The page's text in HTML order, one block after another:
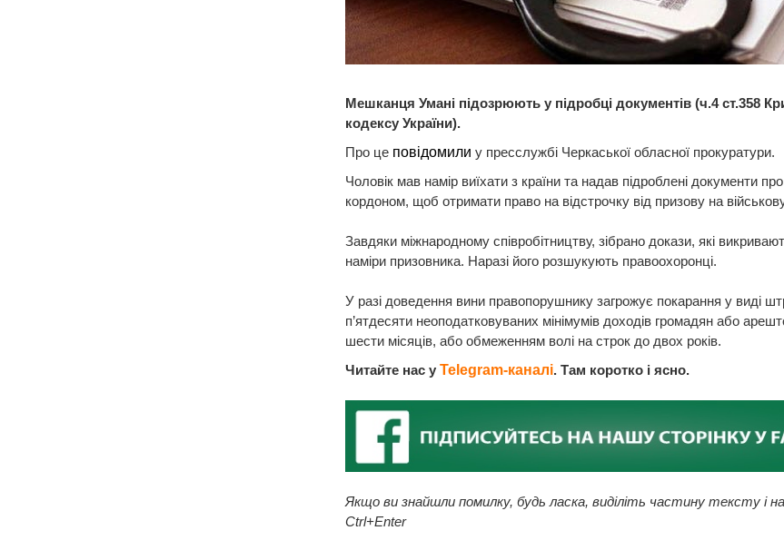
Мешканця Умані підозрюють у підробці документів (ч.4 ст.358
кодексу України).
Про це повідомили у пресслужбі Черкаської обласної прокуратури.
Чоловік мав намір виїхати з країни та надав підроблені документи
кордоном, щоб отримати право на відстрочку від призову на
Завдяки міжнародному співробітництву, зібрано докази, які
наміри призовника. Наразі його розшукують правоохоронці.
У разі доведення вини правопорушнику загрожує покарання у виді
п’ятдесяти неоподатковуваних мінімумів доходів громадян або
шести місяців, або обмеженням волі на строк до двох років.
Читайте нас у Telegram-каналі. Там коротко і ясно.
Якщо ви знайшли помилку, будь ласка, виділіть частину тексту і
Ctrl+Enter